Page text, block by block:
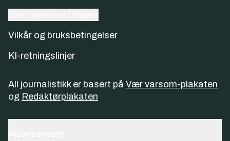
Vilkår og bruksbetingelser
KI-retningslinjer
All journalistikk er basert på Vær varsom-plakaten
og Redaktørplakaten